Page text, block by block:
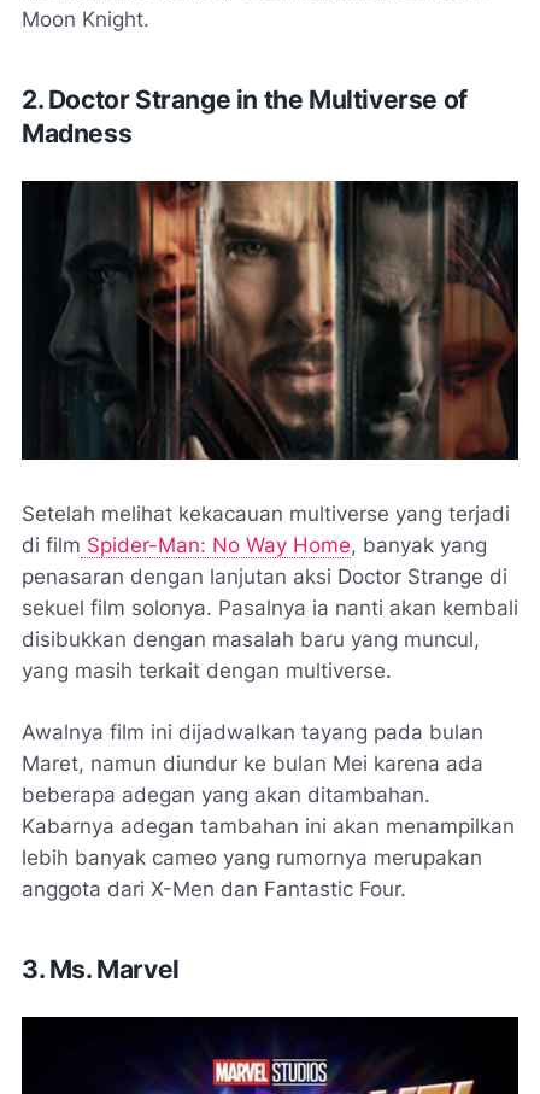
Moon Knight.
2. Doctor Strange in the Multiverse of
Madness
Setelah melihat kekacauan multiverse yang terjadi
di film Spider-Man: No Way Home, banyak yang
penasaran dengan lanjutan aksi Doctor Strange di
sekuel film solonya. Pasalnya ia nanti akan kembali
disibukkan dengan masalah baru yang muncul,
yang masih terkait dengan multiverse.
Awalnya film ini dijadwalkan tayang pada bulan
Maret, namun diundur ke bulan Mei karena ada
beberapa adegan yang akan ditambahan.
Kabarnya adegan tambahan ini akan menampilkan
lebih banyak cameo yang rumornya merupakan
anggota dari X-Men dan Fantastic Four.
3. Ms. Marvel